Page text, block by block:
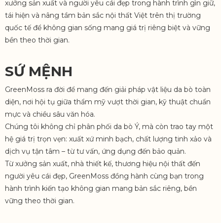
xưởng sản xuất và người yêu cái đẹp trong hành trình gìn giữ,
tái hiện và nâng tầm bản sắc nội thất Việt trên thị trường
quốc tế để không gian sống mang giá trị riêng biệt và vững
bền theo thời gian.
SỨ MỆNH
GreenMoss ra đời để mang đến giải pháp vật liệu da bò toàn
diện, nơi hội tụ giữa thẩm mỹ vượt thời gian, kỹ thuật chuẩn
mực và chiều sâu văn hóa.
Chúng tôi không chỉ phân phối da bò Ý, mà còn trao tay một
hệ giá trị trọn vẹn: xuất xứ minh bạch, chất lượng tinh xảo và
dịch vụ tận tâm – từ tư vấn, ứng dụng đến bảo quản.
Từ xưởng sản xuất, nhà thiết kế, thương hiệu nội thất đến
người yêu cái đẹp, GreenMoss đồng hành cùng bạn trong
hành trình kiến tạo không gian mang bản sắc riêng, bền
vững theo thời gian.